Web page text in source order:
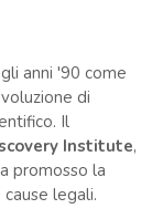
anni '90 come
di
Il
Institute,
promosso la
legali.